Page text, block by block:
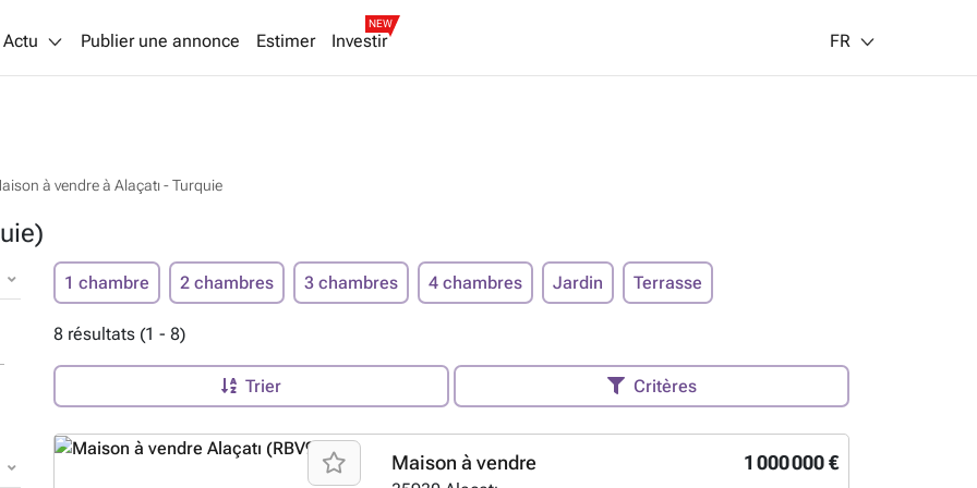
Actu Publier une annonce Estimer Investir
NEW
FR
à vendre à Alaçatı - Turquie
1 chambre 2 chambres 3 chambres 4 chambres Jardin Terrasse
8 résultats (1 - 8)
Trier Critères
1 000 000 €
Maison à vendre